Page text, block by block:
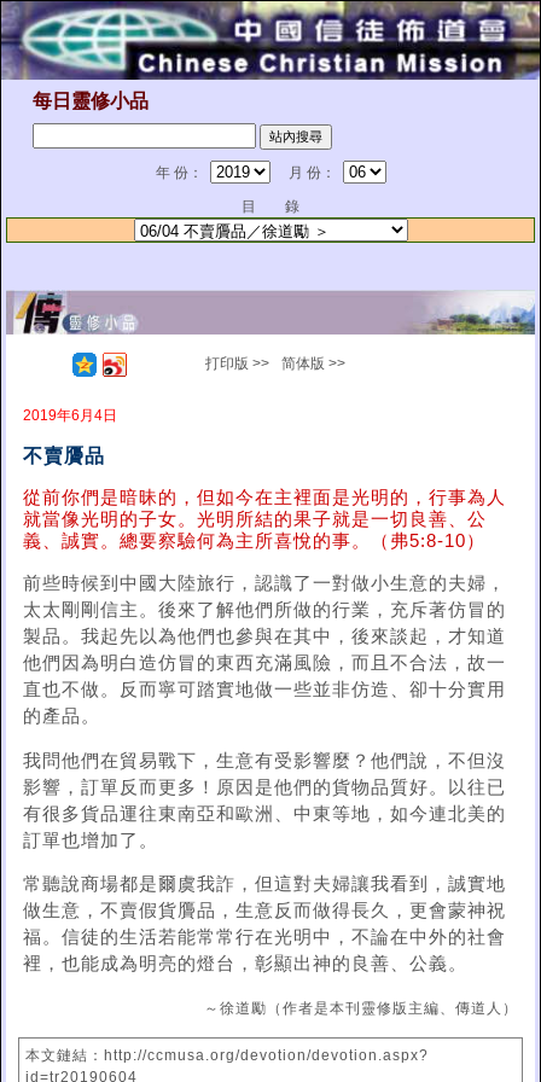
每日靈修小品
年 份：
月 份：
目 錄
打印版 >> 简体版 >>
2019年6月4日
不賣贗品
從前你們是暗昧的，但如今在主裡面是光明的，行事為人
就當像光明的子女。光明所結的果子就是一切良善、公
義、誠實。總要察驗何為主所喜悅的事。（弗5:8-10）
前些時候到中國大陸旅行，認識了一對做小生意的夫婦，
太太剛剛信主。後來了解他們所做的行業，充斥著仿冒的
製品。我起先以為他們也參與在其中，後來談起，才知道
他們因為明白造仿冒的東西充滿風險，而且不合法，故一
直也不做。反而寧可踏實地做一些並非仿造、卻十分實用
的產品。
我問他們在貿易戰下，生意有受影響麼？他們說，不但沒
影響，訂單反而更多！原因是他們的貨物品質好。以往已
有很多貨品運往東南亞和歐洲、中東等地，如今連北美的
訂單也增加了。
常聽說商場都是爾虞我詐，但這對夫婦讓我看到，誠實地
做生意，不賣假貨贗品，生意反而做得長久，更會蒙神祝
福。信徒的生活若能常常行在光明中，不論在中外的社會
裡，也能成為明亮的燈台，彰顯出神的良善、公義。
～徐道勵（作者是本刊靈修版主編、傳道人）
本文鏈結：http://ccmusa.org/devotion/devotion.aspx?
id=tr20190604